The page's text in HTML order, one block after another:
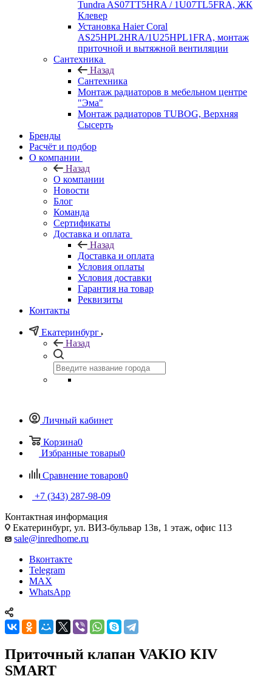
Tundra AS07TT5HRA / 1U07TL5FRA, ЖК
Клевер
Установка Haier Coral
AS25HPL2HRA/1U25HPL1FRA, монтаж
приточной и вытяжной вентиляции
Сантехника
Назад
Сантехника
Монтаж радиаторов в мебельном центре
"Эма"
Монтаж радиаторов TUBOG, Верхняя
Сысерть
Бренды
Расчёт и подбор
О компании
Назад
О компании
Новости
Блог
Команда
Сертификаты
Доставка и оплата
Назад
Доставка и оплата
Условия оплаты
Условия доставки
Гарантия на товар
Реквизиты
Контакты
Екатеринбург
Назад
Личный кабинет
Корзина0
Избранные товары0
Сравнение товаров0
+7 (343) 287-98-09
Контактная информация
Екатеринбург, ул. ВИЗ-бульвар 13в, 1 этаж, офис 113
sale@inredhome.ru
Вконтакте
Telegram
MAX
WhatsApp
Приточный клапан VAKIO KIV
SMART